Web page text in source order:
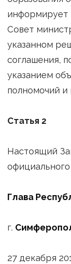
информирует
Совет
указанном
соглашения,
указанием
полномочий и
Статья 2
Настоящий
Глава
г.
27 декабря